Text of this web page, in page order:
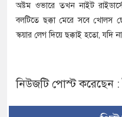
অষ্টম ওভারে তখন নাইট
বলটিতে ছক্কা মেরে সবে খোলস
স্কয়ার লেগ দিয়ে ছক্কাই হতো, যদি
নিউজটি পোস্ট করেছেন :